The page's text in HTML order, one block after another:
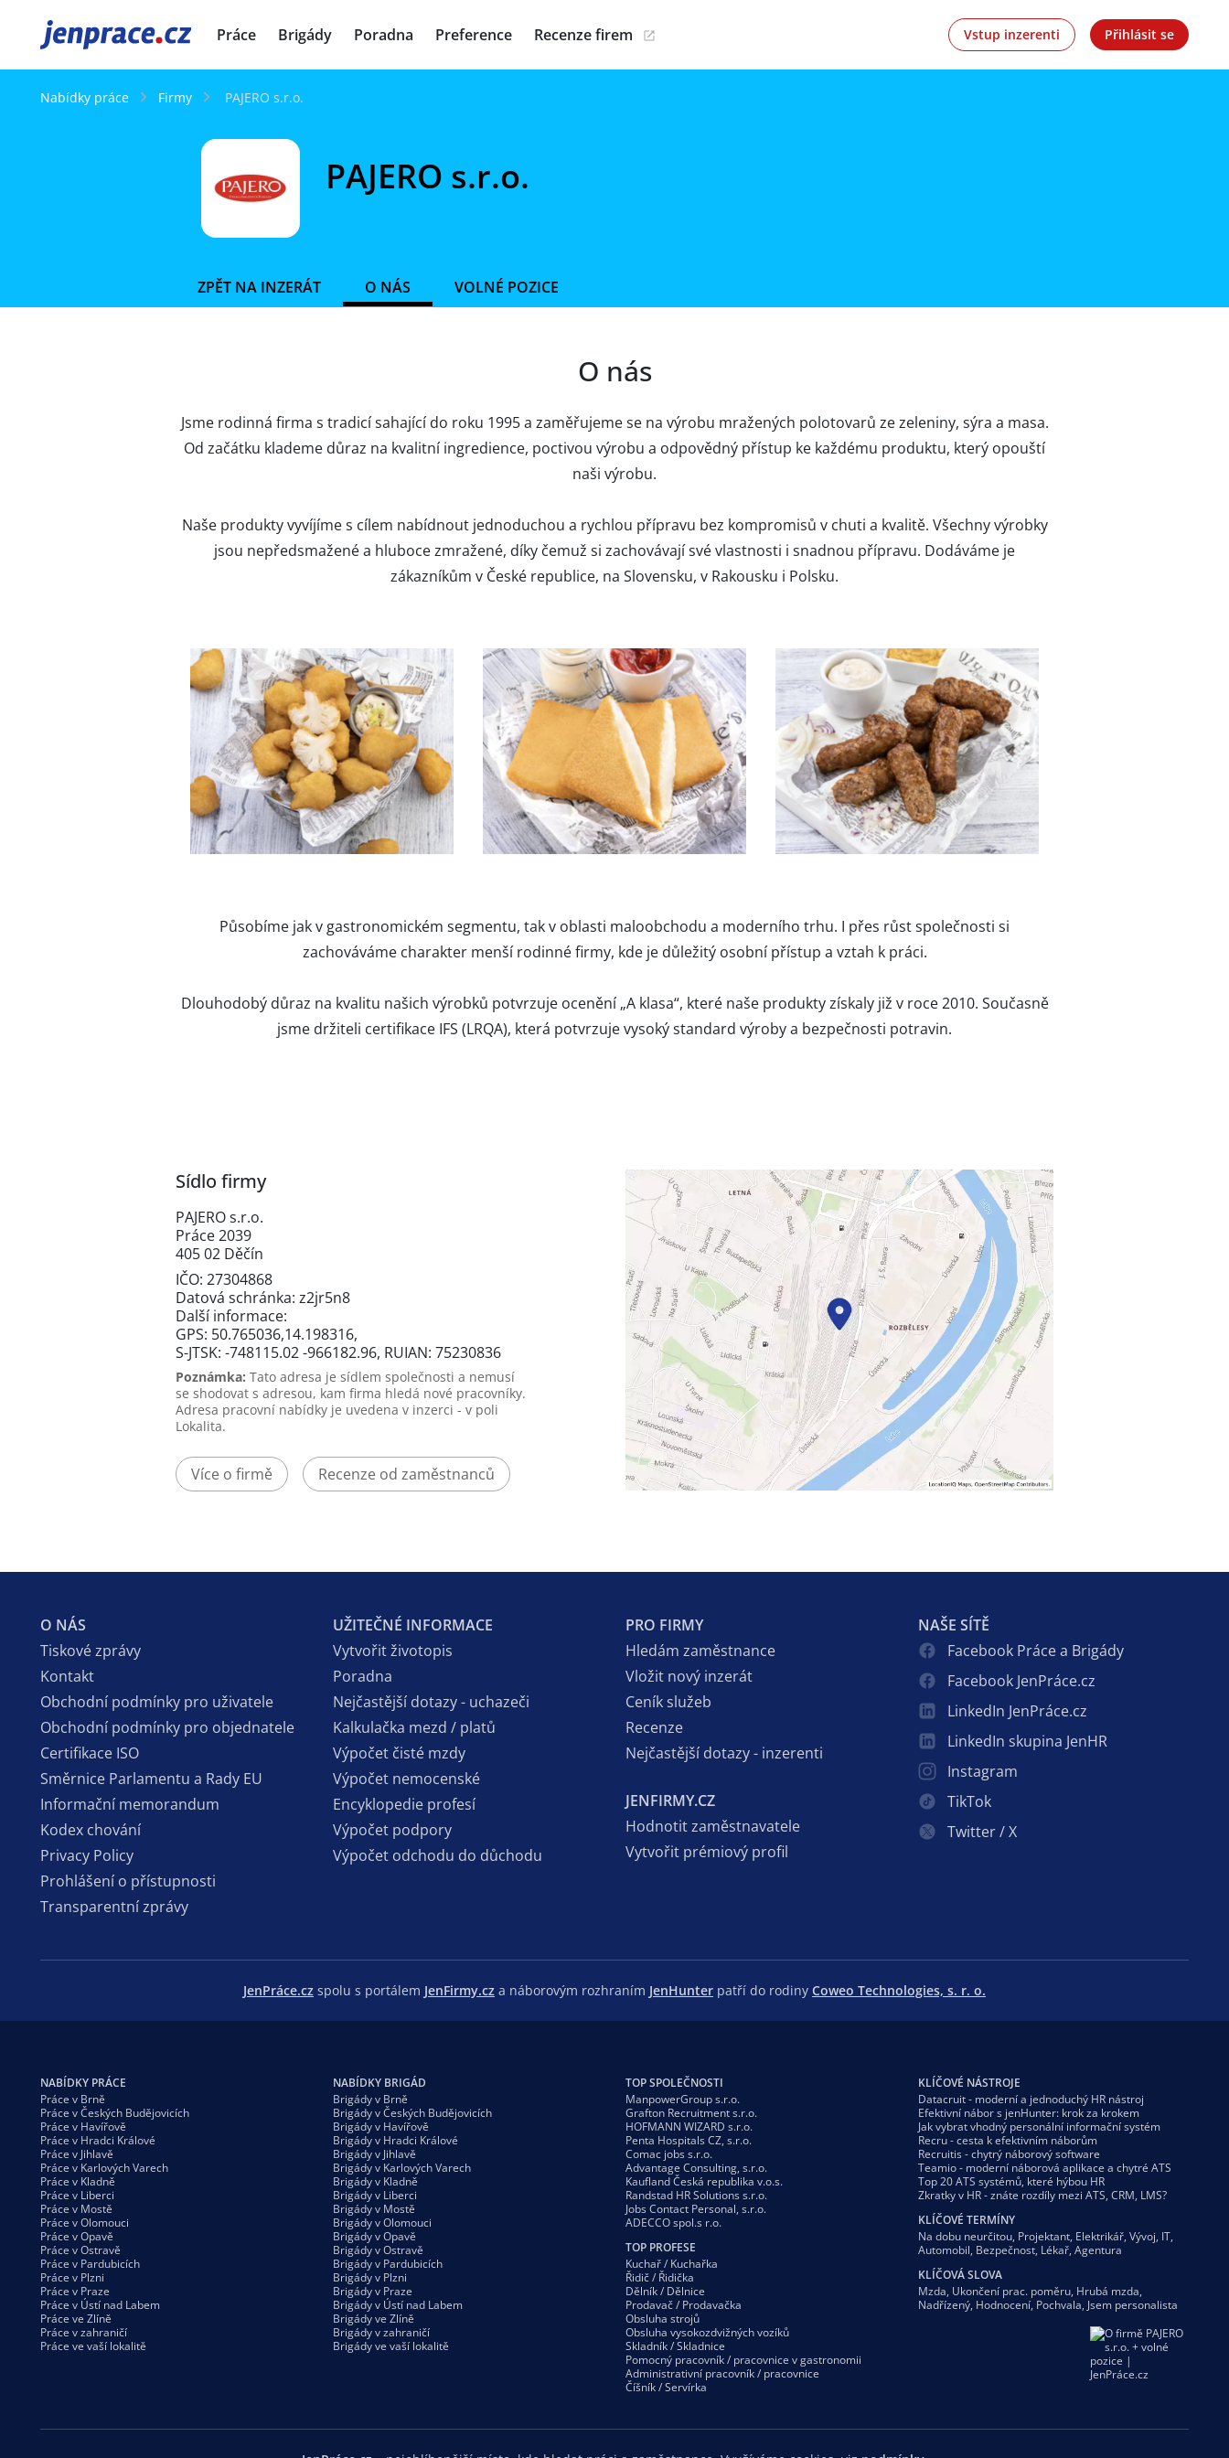
JenPráce.cz Práce Brigády Poradna Preference Recenze firem Vstup inzerenti Přihlásit se
Nabídky práce Firmy PAJERO s.r.o.
PAJERO s.r.o.
ZPĚT NA INZERÁT O NÁS VOLNÉ POZICE
O nás
Jsme rodinná firma s tradicí sahající do roku 1995 a zaměřujeme se na výrobu mražených polotovarů ze zeleniny, sýra a masa.
Od začátku klademe důraz na kvalitní ingredience, poctivou výrobu a odpovědný přístup ke každému produktu, který opouští
naši výrobu.
Naše produkty vyvíjíme s cílem nabídnout jednoduchou a rychlou přípravu bez kompromisů v chuti a kvalitě. Všechny výrobky
jsou nepředsmažené a hluboce zmražené, díky čemuž si zachovávají své vlastnosti i snadnou přípravu. Dodáváme je
zákazníkům v České republice, na Slovensku, v Rakousku i Polsku.
Působíme jak v gastronomickém segmentu, tak v oblasti maloobchodu a moderního trhu. I přes růst společnosti si
zachováváme charakter menší rodinné firmy, kde je důležitý osobní přístup a vztah k práci.
Dlouhodobý důraz na kvalitu našich výrobků potvrzuje ocenění „A klasa“, které naše produkty získaly již v roce 2010. Současně
jsme držiteli certifikace IFS (LRQA), která potvrzuje vysoký standard výroby a bezpečnosti potravin.
Sídlo firmy
PAJERO s.r.o.
Práce 2039
405 02 Děčín
IČO: 27304868
Datová schránka: z2jr5n8
Další informace:
GPS: 50.765036,14.198316,
S-JTSK: -748115.02 -966182.96, RUIAN: 75230836
Poznámka: Tato adresa je sídlem společnosti a nemusí
se shodovat s adresou, kam firma hledá nové pracovníky.
Adresa pracovní nabídky je uvedena v inzerci - v poli
Lokalita.
Více o firmě Recenze od zaměstnanců
O NÁS
Tiskové zprávy
Kontakt
Obchodní podmínky pro uživatele
Obchodní podmínky pro objednatele
Certifikace ISO
Směrnice Parlamentu a Rady EU
Informační memorandum
Kodex chování
Privacy Policy
Prohlášení o přístupnosti
Transparentní zprávy
UŽITEČNÉ INFORMACE
Vytvořit životopis
Poradna
Nejčastější dotazy - uchazeči
Kalkulačka mezd / platů
Výpočet čisté mzdy
Výpočet nemocenské
Encyklopedie profesí
Výpočet podpory
Výpočet odchodu do důchodu
PRO FIRMY
Hledám zaměstnance
Vložit nový inzerát
Ceník služeb
Recenze
Nejčastější dotazy - inzerenti
JENFIRMY.CZ
Hodnotit zaměstnavatele
Vytvořit prémiový profil
NAŠE SÍTĚ
Facebook Práce a Brigády
Facebook JenPráce.cz
LinkedIn JenPráce.cz
LinkedIn skupina JenHR
Instagram
TikTok
Twitter / X
JenPráce.cz spolu s portálem JenFirmy.cz a náborovým rozhraním JenHunter patří do rodiny Coweo Technologies, s. r. o.
NABÍDKY PRÁCE
Práce v Brně
Práce v Českých Budějovicích
Práce v Havířově
Práce v Hradci Králové
Práce v Jihlavě
Práce v Karlových Varech
Práce v Kladně
Práce v Liberci
Práce v Mostě
Práce v Olomouci
Práce v Opavě
Práce v Ostravě
Práce v Pardubicích
Práce v Plzni
Práce v Praze
Práce v Ústí nad Labem
Práce ve Zlíně
Práce v zahraničí
Práce ve vaší lokalitě
NABÍDKY BRIGÁD
Brigády v Brně
Brigády v Českých Budějovicích
Brigády v Havířově
Brigády v Hradci Králové
Brigády v Jihlavě
Brigády v Karlových Varech
Brigády v Kladně
Brigády v Liberci
Brigády v Mostě
Brigády v Olomouci
Brigády v Opavě
Brigády v Ostravě
Brigády v Pardubicích
Brigády v Plzni
Brigády v Praze
Brigády v Ústí nad Labem
Brigády ve Zlíně
Brigády v zahraničí
Brigády ve vaší lokalitě
TOP SPOLEČNOSTI
ManpowerGroup s.r.o.
Grafton Recruitment s.r.o.
HOFMANN WIZARD s.r.o.
Penta Hospitals CZ, s.r.o.
Comac jobs s.r.o.
Advantage Consulting, s.r.o.
Kaufland Česká republika v.o.s.
Randstad HR Solutions s.r.o.
Jobs Contact Personal, s.r.o.
ADECCO spol.s r.o.
TOP PROFESE
Kuchař / Kuchařka
Řidič / Řidička
Dělník / Dělnice
Prodavač / Prodavačka
Obsluha strojů
Obsluha vysokozdvižných vozíků
Skladník / Skladnice
Pomocný pracovník / pracovnice v gastronomii
Administrativní pracovník / pracovnice
Číšník / Servírka
KLÍČOVÉ NÁSTROJE
Datacruit - moderní a jednoduchý HR nástroj
Efektivní nábor s jenHunter: krok za krokem
Jak vybrat vhodný personální informační systém
Recru - cesta k efektivním náborům
Recruitis - chytrý náborový software
Teamio - moderní náborová aplikace a chytré ATS
Top 20 ATS systémů, které hýbou HR
Zkratky v HR - znáte rozdíly mezi ATS, CRM, LMS?
KLÍČOVÉ TERMÍNY
Na dobu neurčitou, Projektant, Elektrikář, Vývoj, IT,
Automobil, Bezpečnost, Lékař, Agentura
KLÍČOVÁ SLOVA
Mzda, Ukončení prac. poměru, Hrubá mzda,
Nadřízený, Hodnocení, Pochvala, Jsem personalista